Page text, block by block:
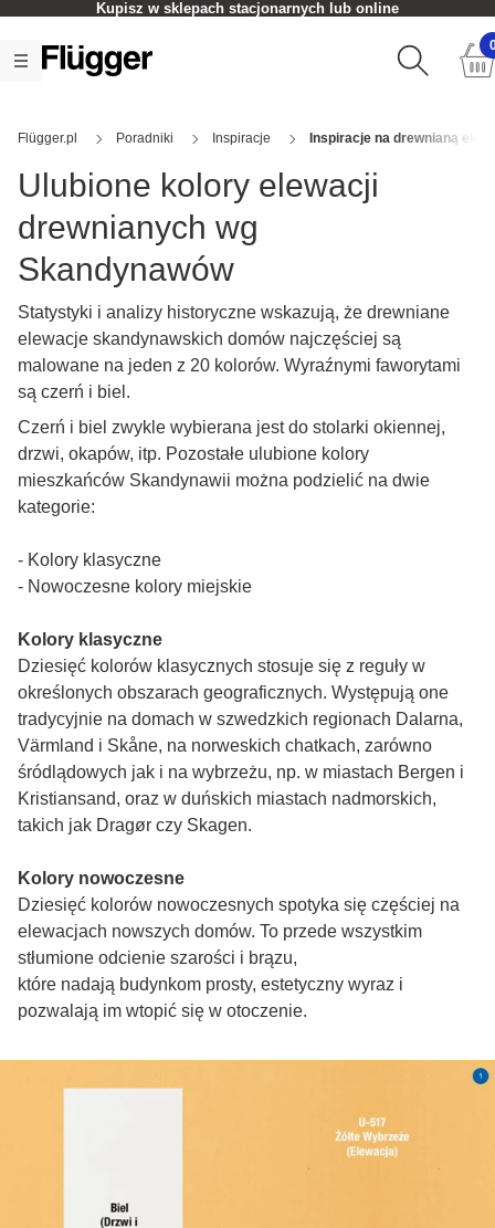
Kupisz w sklepach stacjonarnych lub online
Flügger.pl Poradniki Inspiracje Inspiracje na drewnianą
Ulubione kolory elewacji
drewnianych wg
Skandynawów
Statystyki i analizy historyczne wskazują, że drewniane
elewacje skandynawskich domów najczęściej są
malowane na jeden z 20 kolorów. Wyraźnymi faworytami
są czerń i biel.
Czerń i biel zwykle wybierana jest do stolarki okiennej,
drzwi, okapów, itp. Pozostałe ulubione kolory
mieszkańców Skandynawii można podzielić na dwie
kategorie:
- Kolory klasyczne
- Nowoczesne kolory miejskie
Kolory klasyczne
Dziesięć kolorów klasycznych stosuje się z reguły w
określonych obszarach geograficznych. Występują one
tradycyjnie na domach w szwedzkich regionach Dalarna,
Värmland i Skåne, na norweskich chatkach, zarówno
śródlądowych jak i na wybrzeżu, np. w miastach Bergen i
Kristiansand, oraz w duńskich miastach nadmorskich,
takich jak Dragør czy Skagen.
Kolory nowoczesne
Dziesięć kolorów nowoczesnych spotyka się częściej na
elewacjach nowszych domów. To przede wszystkim
stłumione odcienie szarości i brązu,
które nadają budynkom prosty, estetyczny wyraz i
pozwalają im wtopić się w otoczenie.